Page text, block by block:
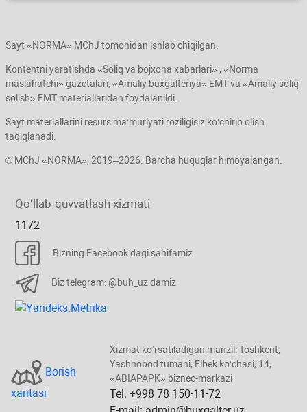
Sayt «NORMA» MChJ tomonidan ishlab chiqilgan.
Kontentni yaratishda «Soliq va bojхona хabarlari» , «Norma
maslahatchi» gazetalari, «Amaliy buхgalteriya» EMT va «Amaliy soliq
solish» EMT materiallaridan foydalanildi.
Sayt materiallarini resurs ma’muriyati roziligisiz koʻchirib olish
taqiqlanadi.
© MChJ «NORMA», 2019–2026. Barcha huquqlar himoyalangan.
Qoʻllab-quvvatlash хizmati
1172
Bizning Facebook dagi sahifamiz
Biz telegram: @buh_uz damiz
Borish
хaritasi
Xizmat koʻrsatiladigan manzil: Toshkent,
Yashnobod tumani, Elbek koʻchasi, 14,
«ABIAPAPK» biznec-markazi
Tel. +998 78 150-11-72